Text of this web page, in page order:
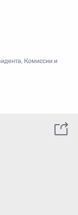
, Комиссии и